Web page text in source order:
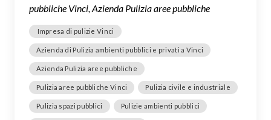
pubbliche Vinci, Azienda Pulizia aree pubbliche
Impresa di pulizie Vinci
Azienda di Pulizia ambienti pubblici e privati a Vinci
Azienda Pulizia aree pubbliche
Pulizia aree pubbliche Vinci Pulizia civile e industriale
Pulizia spazi pubblici Pulizie ambienti pubblici